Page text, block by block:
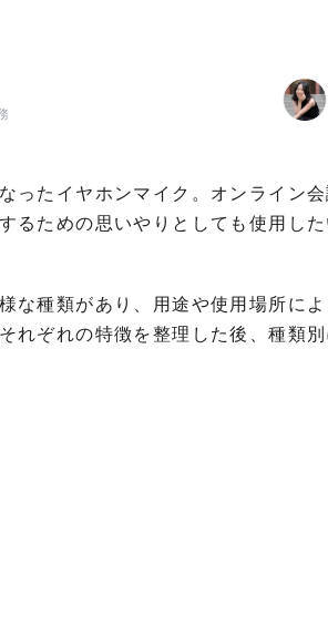
ったイヤホンマイク。オンライン
るための思いやりとしても使用し
な種類があり、用途や使用場所に
れぞれの特徴を整理した後、種類